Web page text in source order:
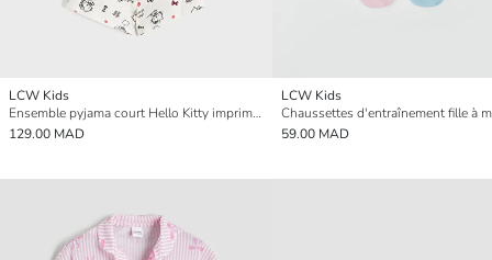
LCW Kids
Ensemble pyjama court Hello Kitty imprimé pour fille
129.00 MAD
LCW Kids
59.00 MAD